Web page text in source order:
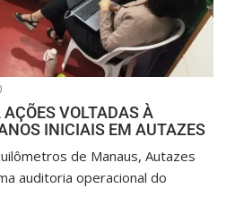
VOLTADAS À
INICIAIS EM AUTAZES
de Manaus, Autazes
auditoria operacional do